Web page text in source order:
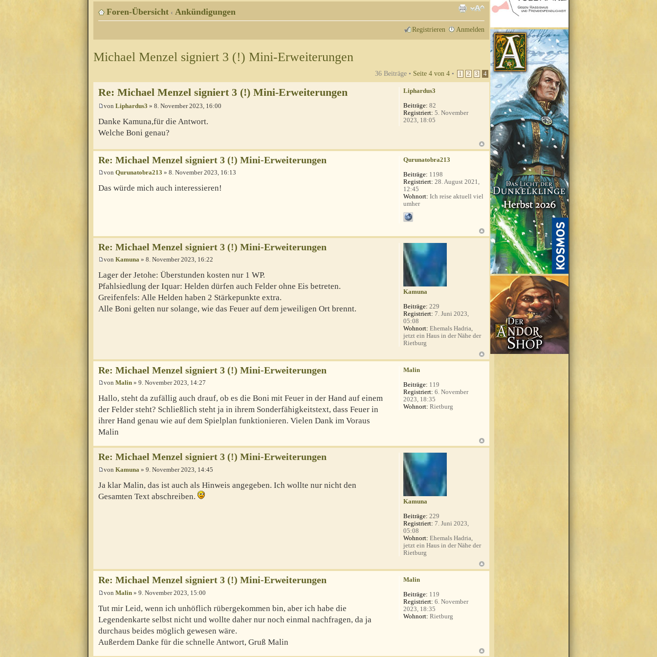
Foren-Übersicht ‹ Ankündigungen
Registrieren Anmelden
Michael Menzel signiert 3 (!) Mini-Erweiterungen
36 Beiträge • Seite 4 von 4 • 1 2 3 4
Re: Michael Menzel signiert 3 (!) Mini-Erweiterungen
von Liphardus3 » 8. November 2023, 16:00
Danke Kamuna,für die Antwort.
Welche Boni genau?
Liphardus3
Beiträge: 82
Registriert: 5. November
2023, 18:05
Re: Michael Menzel signiert 3 (!) Mini-Erweiterungen
von Qurunatobra213 » 8. November 2023, 16:13
Das würde mich auch interessieren!
Qurunatobra213
Beiträge: 1198
Registriert: 28. August 2021,
12:45
Wohnort: Ich reise aktuell viel
umher
Re: Michael Menzel signiert 3 (!) Mini-Erweiterungen
von Kamuna » 8. November 2023, 16:22
Lager der Jetohe: Überstunden kosten nur 1 WP.
Pfahlsiedlung der Iquar: Helden dürfen auch Felder ohne Eis betreten.
Greifenfels: Alle Helden haben 2 Stärkepunkte extra.
Alle Boni gelten nur solange, wie das Feuer auf dem jeweiligen Ort brennt.
Kamuna
Beiträge: 229
Registriert: 7. Juni 2023,
05:08
Wohnort: Ehemals Hadria,
jetzt ein Haus in der Nähe der
Rietburg
Re: Michael Menzel signiert 3 (!) Mini-Erweiterungen
von Malin » 9. November 2023, 14:27
Hallo, steht da zufällig auch drauf, ob es die Boni mit Feuer in der Hand auf einem
der Felder steht? Schließlich steht ja in ihrem Sonderfähigkeitstext, dass Feuer in
ihrer Hand genau wie auf dem Spielplan funktionieren. Vielen Dank im Voraus
Malin
Malin
Beiträge: 119
Registriert: 6. November
2023, 18:35
Wohnort: Rietburg
Re: Michael Menzel signiert 3 (!) Mini-Erweiterungen
von Kamuna » 9. November 2023, 14:45
Ja klar Malin, das ist auch als Hinweis angegeben. Ich wollte nur nicht den
Gesamten Text abschreiben.
Kamuna
Beiträge: 229
Registriert: 7. Juni 2023,
05:08
Wohnort: Ehemals Hadria,
jetzt ein Haus in der Nähe der
Rietburg
Re: Michael Menzel signiert 3 (!) Mini-Erweiterungen
von Malin » 9. November 2023, 15:00
Tut mir Leid, wenn ich unhöflich rübergekommen bin, aber ich habe die
Legendenkarte selbst nicht und wollte daher nur noch einmal nachfragen, da ja
durchaus beides möglich gewesen wäre.
Außerdem Danke für die schnelle Antwort, Gruß Malin
Malin
Beiträge: 119
Registriert: 6. November
2023, 18:35
Wohnort: Rietburg